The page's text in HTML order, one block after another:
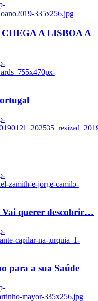
335x256.jpg
A LISBOA A
zamith-e-jorge-camilo-
Vai querer descobrir…
capilar-na-turquia_1-
para a sua Saúde
mayor-335x256.jpg